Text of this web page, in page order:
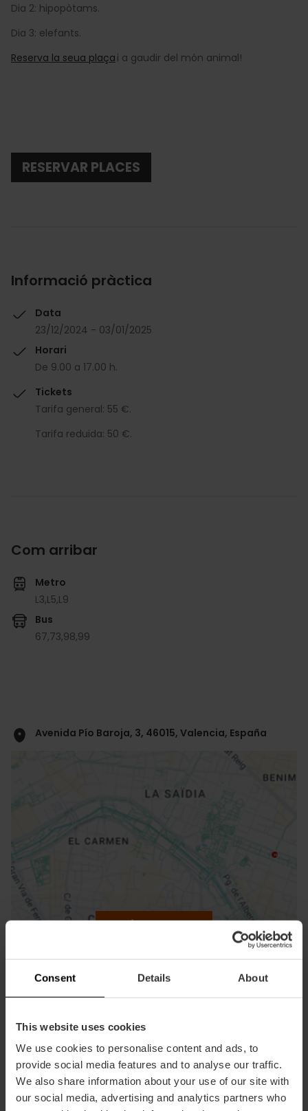
Consent Details About
This website uses cookies
We use cookies to personalise content and ads, to
provide social media features and to analyse our traffic.
We also share information about your use of our site with
our social media, advertising and analytics partners who
Dia 2: hipopòtams.
Dia 3: elefants.
Reserva la seua plaça i a gaudir del món animal!
RESERVAR PLACES
Informació pràctica
Data
23/12/2024 - 03/01/2025
Horari
De 9.00 a 17.00 h.
Tickets
Tarifa general: 55 €.
Tarifa reduïda: 50 €.
Com arribar
Metro
L3,L5,L9
Bus
67,73,98,99
Avenida Pío Baroja, 3, 46015, Valencia, España
Activar mapa